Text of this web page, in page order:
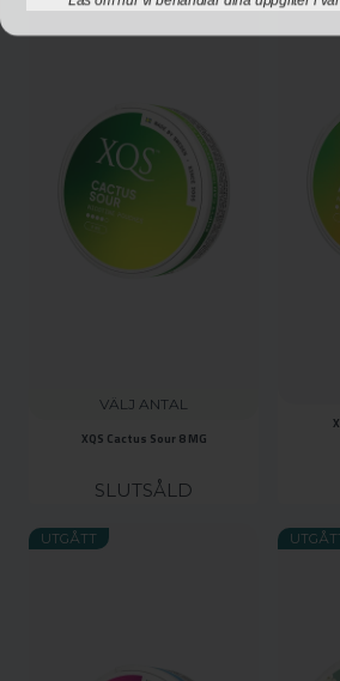
VÄLJ ANTAL
XQS Cactus Sour 8 MG
SLUTSÅLD
UTGÅTT